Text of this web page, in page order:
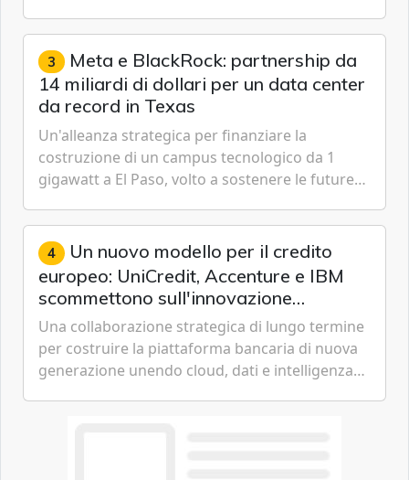
gestione continua del rischio.
3 Meta e BlackRock: partnership da
14 miliardi di dollari per un data center
da record in Texas
Un'alleanza strategica per finanziare la
costruzione di un campus tecnologico da 1
gigawatt a El Paso, volto a sostenere le future
artificiale dell'azienda di Mark Zuckerberg.
4 Un nuovo modello per il credito
europeo: UniCredit, Accenture e IBM
scommettono sull'innovazione
tecnologica
Una collaborazione strategica di lungo termine
per costruire la piattaforma bancaria di nuova
generazione unendo cloud, dati e intelligenza